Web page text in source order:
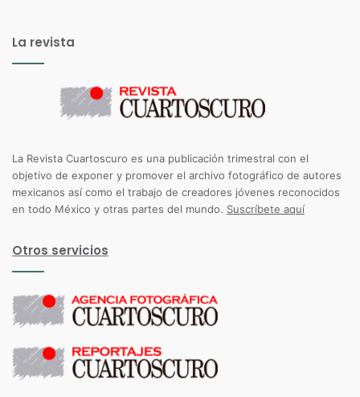
La revista
La Revista Cuartoscuro es una publicación trimestral con el
objetivo de exponer y promover el archivo fotográfico de autores
mexicanos así como el trabajo de creadores jóvenes reconocidos
en todo México y otras partes del mundo. Suscríbete aquí
Otros servicios